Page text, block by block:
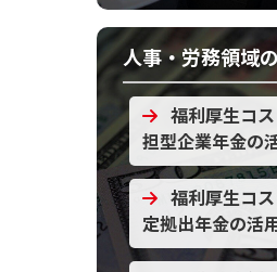
人事・労務領域
福利厚生コ
担型企業年金の
福利厚生コ
定拠出年金の活用